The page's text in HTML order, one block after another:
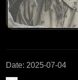
Date: 2025-07-04